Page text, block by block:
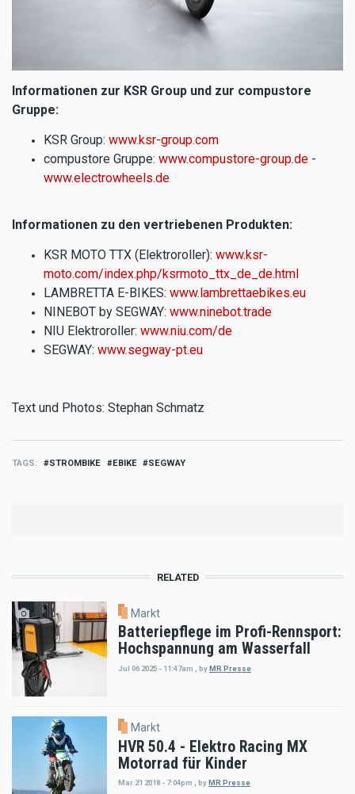
Informationen zur KSR Group und zur compustore
Gruppe:
KSR Group: www.ksr-group.com
compustore Gruppe: www.compustore-group.de -
www.electrowheels.de
Informationen zu den vertriebenen Produkten:
KSR MOTO TTX (Elektroroller): www.ksr-
moto.com/index.php/ksrmoto_ttx_de_de.html
LAMBRETTA E-BIKES: www.lambrettaebikes.eu
NINEBOT by SEGWAY: www.ninebot.trade
NIU Elektroroller: www.niu.com/de
SEGWAY: www.segway-pt.eu
Text und Photos: Stephan Schmatz
TAGS STROMBIKE EBIKE SEGWAY
RELATED
Markt
Batteriepflege im Profi-Rennsport:
Hochspannung am Wasserfall
Jul 06 2025 - 11:47am byMR Presse
Markt
HVR 50.4 - Elektro Racing MX
Motorrad für Kinder
Mar 21 2018 - 7:04pm , by MR Presse